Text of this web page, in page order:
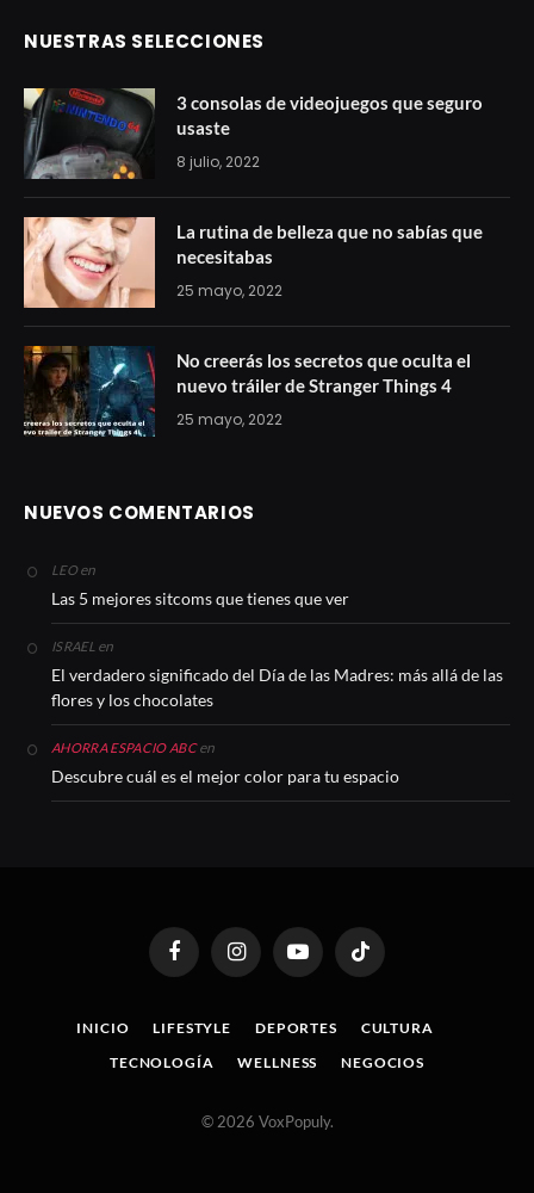
NUESTRAS SELECCIONES
3 consolas de videojuegos que seguro
usaste
8 julio, 2022
La rutina de belleza que no sabías que
necesitabas
25 mayo, 2022
No creerás los secretos que oculta el
nuevo tráiler de Stranger Things 4
25 mayo, 2022
NUEVOS COMENTARIOS
LEOen
Las 5 mejores sitcoms que tienes que ver
ISRAEL en
El verdadero significado del Día de las Madres: más allá de las
flores y los chocolates
AHORRA ESPACIO ABCen
Descubre cuál es el mejor color para tu espacio
FacebookInstagramYouTubeTikTok
INICIO LIFESTYLE DEPORTES
CULTURA
TECNOLOGÍA
WELLNESS NEGOCIOS
© 2026 VoxPopuly.